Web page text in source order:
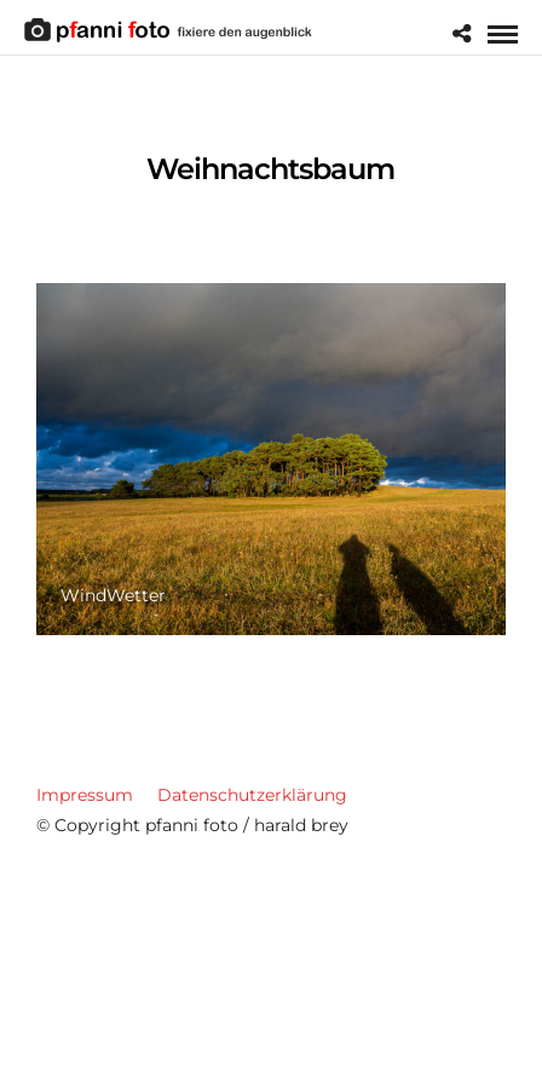
Weihnachtsbaum
WindWetter
Impressum
Datenschutzerklärung
© Copyright pfanni foto / harald brey